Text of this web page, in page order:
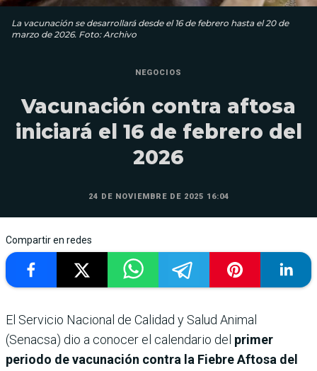
La vacunación se desarrollará desde el 16 de febrero hasta el 20 de
marzo de 2026. Foto: Archivo
NEGOCIOS
Vacunación contra aftosa
iniciará el 16 de febrero del
2026
24 DE NOVIEMBRE DE 2025 16:04
Compartir en redes
El Servicio Nacional de Calidad y Salud Animal
(Senacsa) dio a conocer el calendario del primer
periodo de vacunación contra la Fiebre Aftosa del